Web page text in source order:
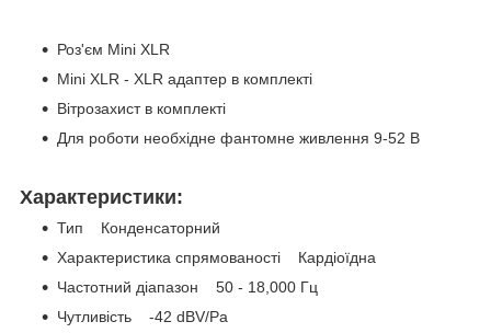
Роз'єм Mini XLR
Mini XLR - XLR адаптер в комплекті
Вітрозахист в комплекті
Для роботи необхідне фантомне живлення 9-52 В
Характеристики:
Тип Конденсаторний
Характеристика спрямованості Кардіоїдна
Частотний діапазон 50 - 18,000 Гц
Чутливість -42 dBV/Pa